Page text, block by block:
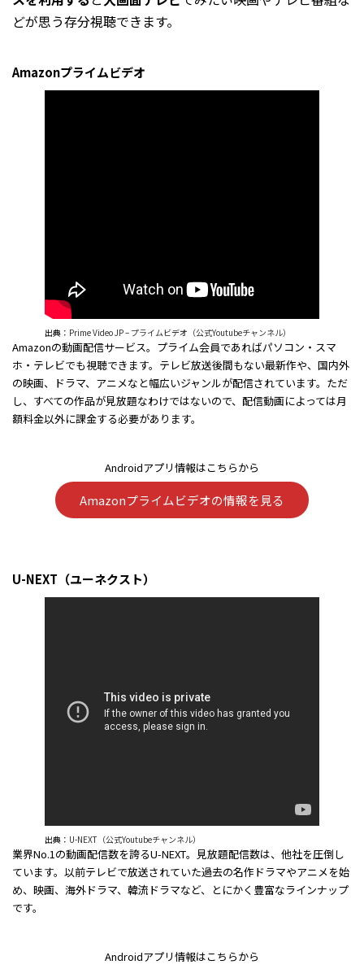
どが思う存分視聴できます。
Amazonプライムビデオ
出典： Prime Video JP – プライムビデオ（公式Youtubeチャンネル）
Amazonの動画配信サービス。プライム会員であればパソコン・スマ
ホ・テレビでも視聴できます。テレビ放送後間もない最新作や、国内外
の映画、ドラマ、アニメなと幅広いジャンルが配信されています。ただ
し、すべての作品が見放題なわけではないので、配信動画によっては月
額料金以外に課金する必要があります。
Androidアプリ情報はこちらから
Amazonプライムビデオの情報を見る
U-NEXT（ユーネクスト）
出典： U-NEXT（公式Youtubeチャンネル）
業界No.1の動画配信数を誇るU-NEXT。見放題配信数は、他社を圧倒し
ています。以前テレビで放送されていた過去の名作ドラマやアニメを始
め、映画、海外ドラマ、韓流ドラマなど、とにかく豊富なラインナップ
です。
Androidアプリ情報はこちらから